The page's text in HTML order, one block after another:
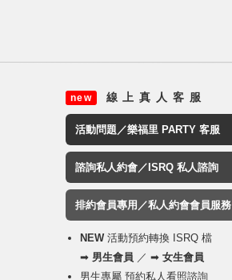
new 線 上 真 人 客 服
活動問題／樂福里 PARTY 客服
諮詢私人約會／ISRQ 私人諮詢
排約會員專用／私人約會會員服務
NEW活動預約轉換 ISRQ 檔
➡ 男生會員 ／ ➡ 女生會員
男生專屬 預約私人看照諮詢